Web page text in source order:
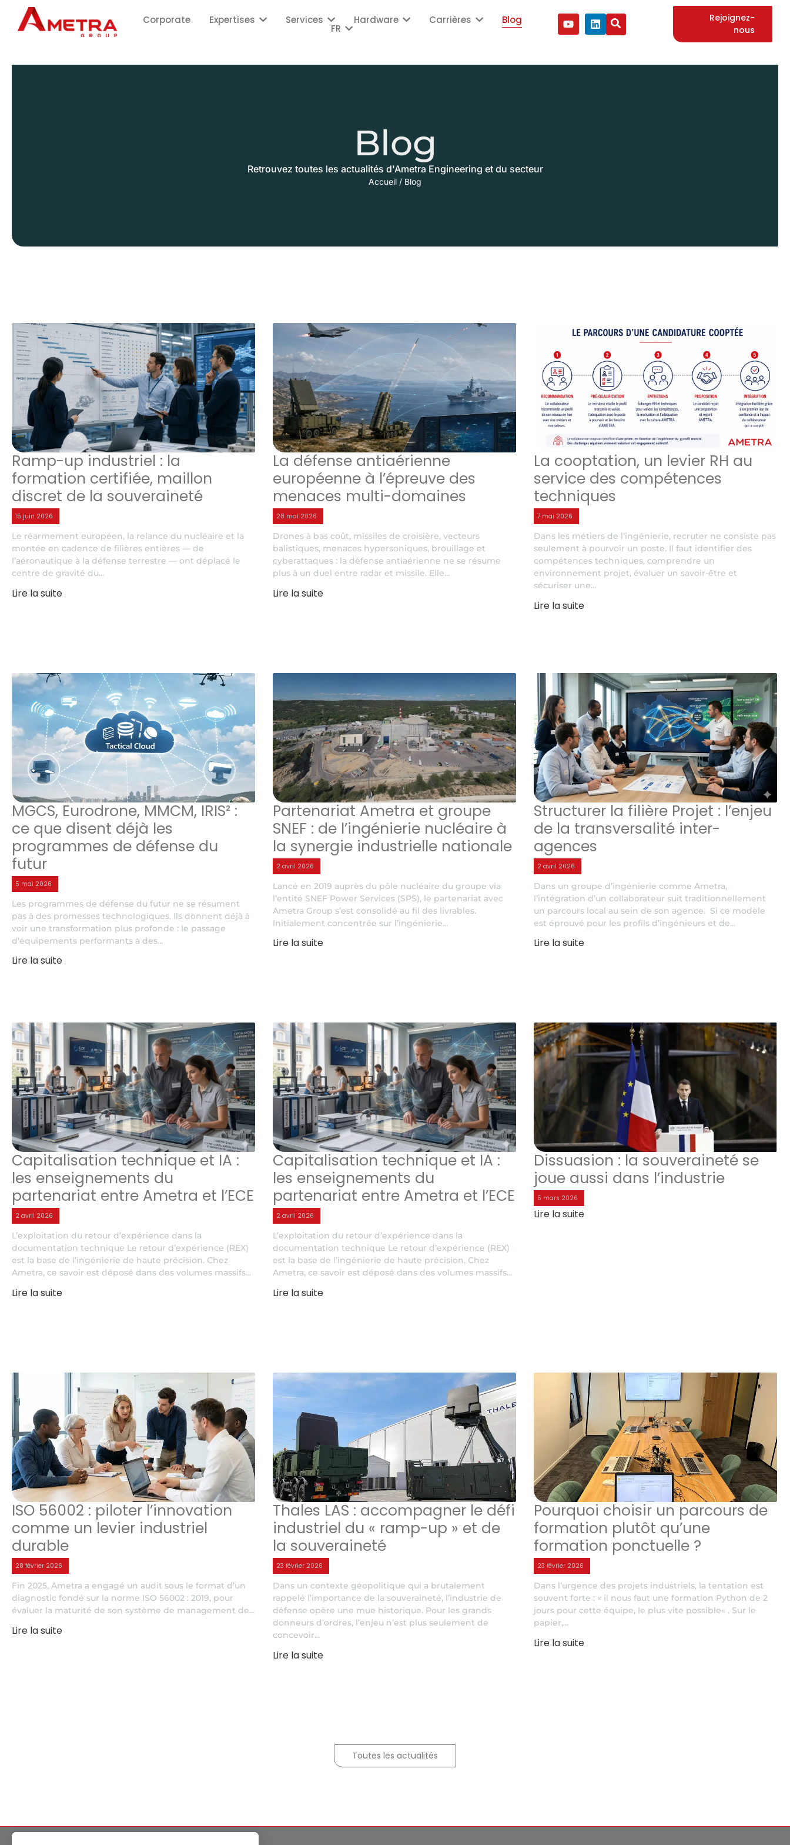
Corporate Expertises Services Hardware Carrières Blog
FR
Rejoignez-
nous
Blog
Retrouvez toutes les actualités d'Ametra Engineering et du secteur
Accueil / Blog
Ramp-up industriel : la
formation certifiée, maillon
discret de la souveraineté
15 juin 2026
Le réarmement européen, la relance du nucléaire et la
montée en cadence de filières entières — de
l’aéronautique à la défense terrestre — ont déplacé le
centre de gravité du...
Lire la suite
La défense antiaérienne
européenne à l’épreuve des
menaces multi-domaines
28 mai 2026
Drones à bas coût, missiles de croisière, vecteurs
balistiques, menaces hypersoniques, brouillage et
cyberattaques : la défense antiaérienne ne se résume
plus à un duel entre radar et missile. Elle...
Lire la suite
La cooptation, un levier RH au
service des compétences
techniques
7 mai 2026
Dans les métiers de l’ingénierie, recruter ne consiste pas
seulement à pourvoir un poste. Il faut identifier des
compétences techniques, comprendre un
environnement projet, évaluer un savoir-être et
sécuriser une...
Lire la suite
MGCS, Eurodrone, MMCM, IRIS² :
ce que disent déjà les
programmes de défense du
futur
5 mai 2026
Les programmes de défense du futur ne se résument
pas à des promesses technologiques. Ils donnent déjà à
voir une transformation plus profonde : le passage
d’équipements performants à des...
Lire la suite
Partenariat Ametra et groupe
SNEF : de l’ingénierie nucléaire à
la synergie industrielle nationale
2 avril 2026
Lancé en 2019 auprès du pôle nucléaire du groupe via
l’entité SNEF Power Services (SPS), le partenariat avec
Ametra Group s’est consolidé au fil des livrables.
Initialement concentrée sur l’ingénierie...
Lire la suite
Structurer la filière Projet : l’enjeu
de la transversalité inter-
agences
2 avril 2026
Dans un groupe d’ingénierie comme Ametra,
l’intégration d’un collaborateur suit traditionnellement
un parcours local au sein de son agence. Si ce modèle
est éprouvé pour les profils d’ingénieurs et de...
Lire la suite
Capitalisation technique et IA :
les enseignements du
partenariat entre Ametra et l’ECE
2 avril 2026
L’exploitation du retour d’expérience dans la
documentation technique Le retour d’expérience (REX)
est la base de l’ingénierie de haute précision. Chez
Ametra, ce savoir est déposé dans des volumes massifs...
Lire la suite
Capitalisation technique et IA :
les enseignements du
partenariat entre Ametra et l’ECE
2 avril 2026
L’exploitation du retour d’expérience dans la
documentation technique Le retour d’expérience (REX)
est la base de l’ingénierie de haute précision. Chez
Ametra, ce savoir est déposé dans des volumes massifs...
Lire la suite
Dissuasion : la souveraineté se
joue aussi dans l’industrie
5 mars 2026
Lire la suite
ISO 56002 : piloter l’innovation
comme un levier industriel
durable
28 février 2026
Fin 2025, Ametra a engagé un audit sous le format d’un
diagnostic fondé sur la norme ISO 56002 : 2019, pour
évaluer la maturité de son système de management de...
Lire la suite
Thales LAS : accompagner le défi
industriel du « ramp-up » et de
la souveraineté
23 février 2026
Dans un contexte géopolitique qui a brutalement
rappelé l’importance de la souveraineté, l’industrie de
défense opère une mue historique. Pour les grands
donneurs d’ordres, l’enjeu n’est plus seulement de
concevoir...
Lire la suite
Pourquoi choisir un parcours de
formation plutôt qu’une
formation ponctuelle ?
23 février 2026
Dans l’urgence des projets industriels, la tentation est
souvent forte : « il nous faut une formation Python de 2
jours pour cette équipe, le plus vite possible« . Sur le
papier,...
Lire la suite
Toutes les actualités